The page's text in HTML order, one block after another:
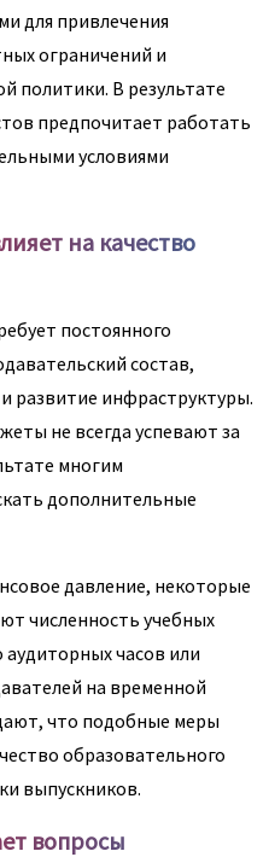
для привлечения
ограничений и
политики. В результате
предпочитает работать
условиями
на качество
постоянного
состав,
развитие инфраструктуры.
не всегда успевают за
многим
дополнительные
давление, некоторые
численность учебных
часов или
на временной
что подобные меры
образовательного
выпускников.
вопросы